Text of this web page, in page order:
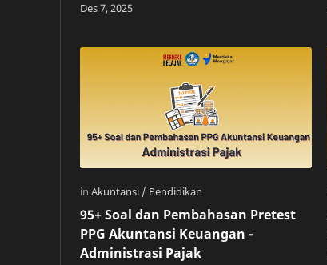
95+ Soal dan Pembahasan Pretest
PPG Akuntansi Keuangan -
Administrasi Pajak